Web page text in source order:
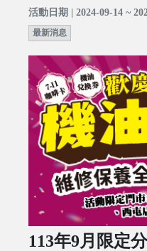
活動日期 | 2024-09-14 ~
最新消息
113年9月限定